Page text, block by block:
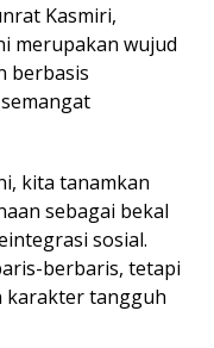
Kasmiri,
merupakan wujud
berbasis
kita tanamkan
sebagai bekal
sosial.
berbaris, tetapi
karakter tangguh